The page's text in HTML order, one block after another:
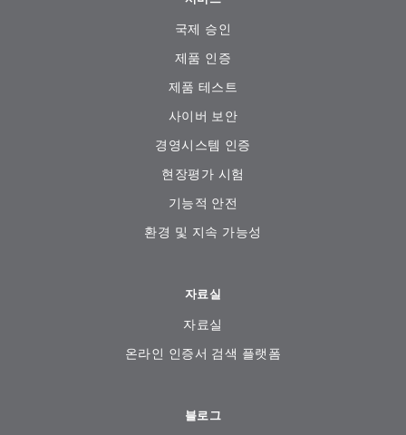
국제 승인
제품 인증
제품 테스트
사이버 보안
경영시스템 인증
현장평가 시험
기능적 안전
환경 및 지속 가능성
자료실
자료실
온라인 인증서 검색 플랫폼
블로그